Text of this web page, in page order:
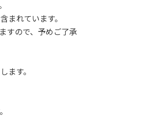
まれています。
すので、予めご了承
ます。